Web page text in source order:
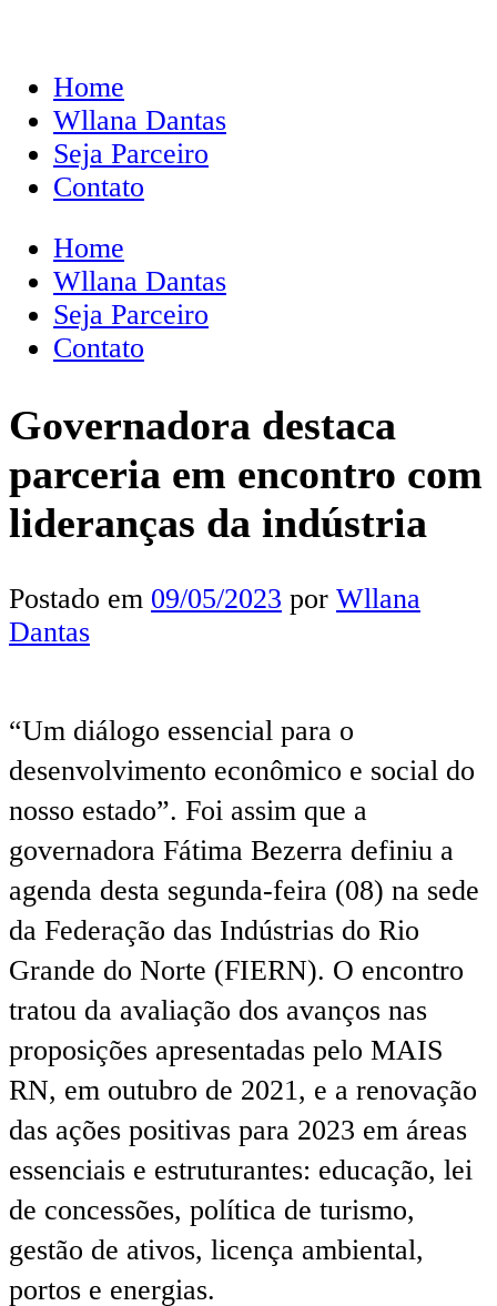
Home
Wllana Dantas
Seja Parceiro
Contato
Home
Wllana Dantas
Seja Parceiro
Contato
Governadora destaca
parceria em encontro com
lideranças da indústria
Postado em 09/05/2023 por Wllana
Dantas
“Um diálogo essencial para o
desenvolvimento econômico e social do
nosso estado”. Foi assim que a
governadora Fátima Bezerra definiu a
agenda desta segunda-feira (08) na sede
da Federação das Indústrias do Rio
Grande do Norte (FIERN). O encontro
tratou da avaliação dos avanços nas
proposições apresentadas pelo MAIS
RN, em outubro de 2021, e a renovação
das ações positivas para 2023 em áreas
essenciais e estruturantes: educação, lei
de concessões, política de turismo,
gestão de ativos, licença ambiental,
portos e energias.